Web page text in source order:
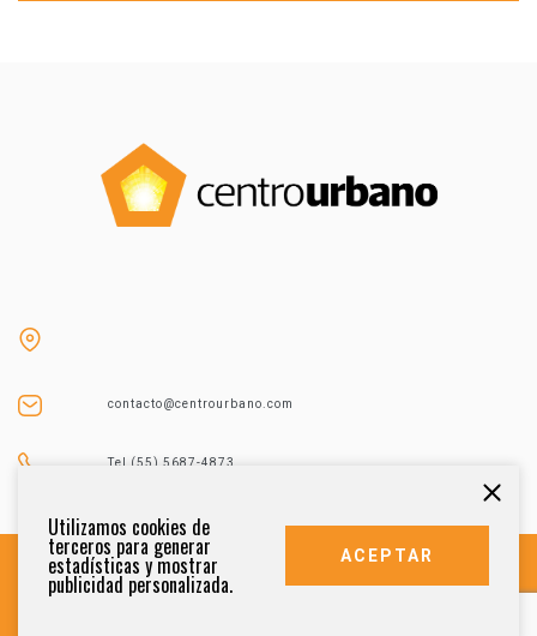
contacto@centrourbano.com
Tel (55) 5687-4873
Utilizamos cookies de
terceros para generar
estadísticas y mostrar
publicidad personalizada.
ACEPTAR